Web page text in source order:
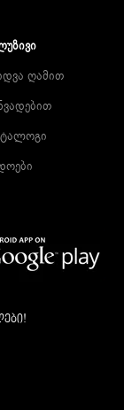
ღამით